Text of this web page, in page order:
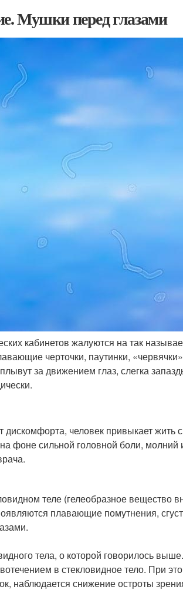
Мушки перед глазами
кабинетов жалуются на так
черточки, паутинки,
за движением глаз, слегка
человек привыкает жить
фоне сильной головной боли, молний
теле (гелеобразное вещество
плавающие помутнения,
тела, о которой говорилось выше.
в стекловидное тело. При
наблюдается снижение остроты